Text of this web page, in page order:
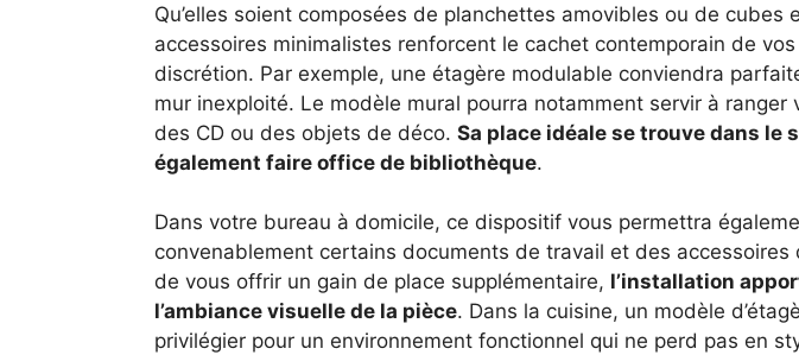
Qu’elles soient composées de planchettes amovibles ou de cubes
accessoires minimalistes renforcent le cachet contemporain de
discrétion. Par exemple, une étagère modulable conviendra
mur inexploité. Le modèle mural pourra notamment servir à ranger
des CD ou des objets de déco. Sa place idéale se trouve dans le
également faire office de bibliothèque.
Dans votre bureau à domicile, ce dispositif vous permettra
convenablement certains documents de travail et des accessoires
de vous offrir un gain de place supplémentaire, l’installation
l’ambiance visuelle de la pièce. Dans la cuisine, un modèle
privilégier pour un environnement fonctionnel qui ne perd pas en